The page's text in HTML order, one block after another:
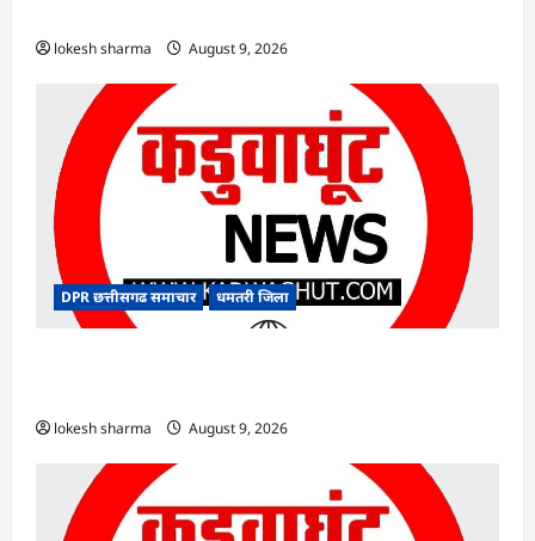
lokesh sharma August 9, 2026
DPR छत्तीसगढ समाचार धमतरी जिला
lokesh sharma August 9, 2026